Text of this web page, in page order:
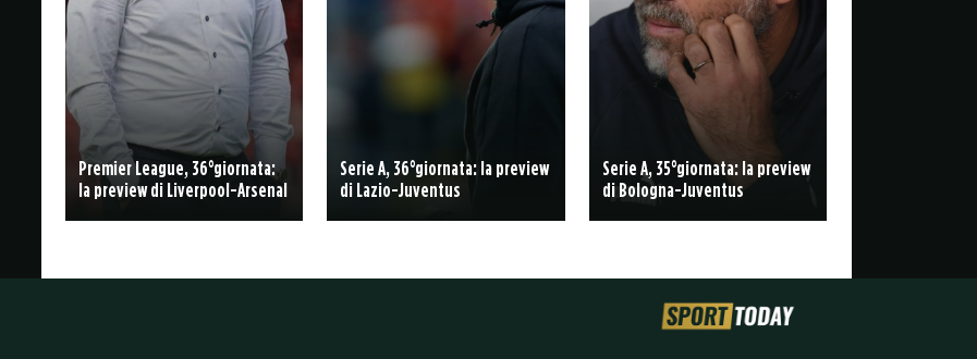
Premier League, 36°giornata:
la preview di Liverpool-Arsenal
Serie A, 36°giornata: la preview
di Lazio-Juventus
Serie A, 35°giornata: la preview
di Bologna-Juventus